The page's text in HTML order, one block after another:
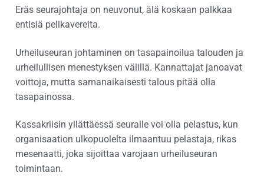
Eräs seurajohtaja on neuvonut, älä koskaan palkkaa
entisiä pelikavereita.
Urheiluseuran johtaminen on tasapainoilua talouden ja
urheilullisen menestyksen välillä. Kannattajat janoavat
voittoja, mutta samanaikaisesti talous pitää olla
tasapainossa.
Kassakriisin yllättäessä seuralle voi olla pelastus, kun
organisaation ulkopuolelta ilmaantuu pelastaja, rikas
mesenaatti, joka sijoittaa varojaan urheiluseuran
toimintaan.